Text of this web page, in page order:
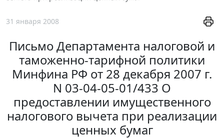
31 января 2008
Письмо Департамента налоговой и
таможенно-тарифной политики
Минфина РФ от 28 декабря 2007 г.
N 03-04-05-01/433 О
предоставлении имущественного
налогового вычета при реализации
ценных бумаг